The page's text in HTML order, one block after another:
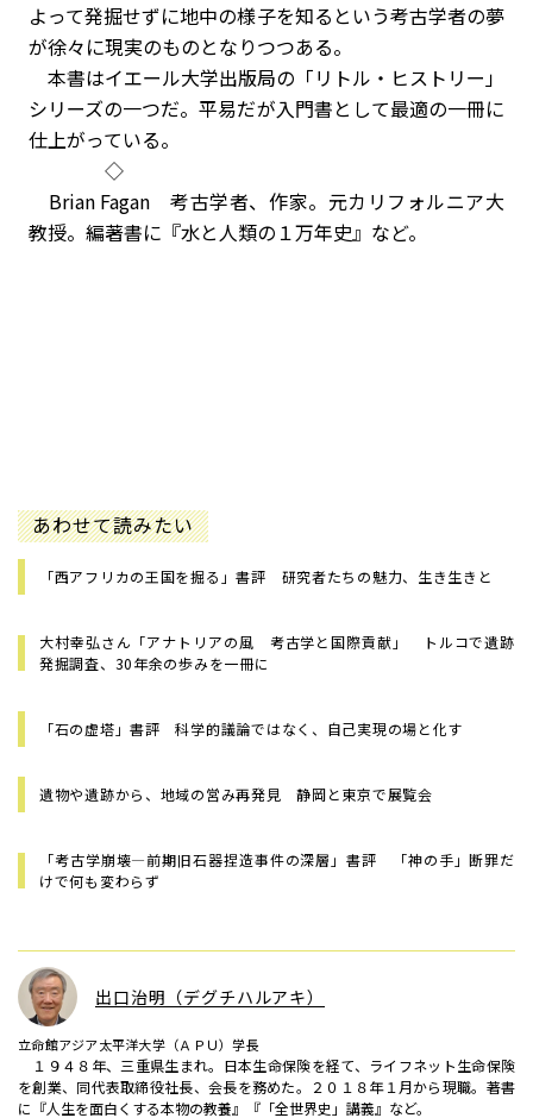
よって発掘せずに地中の様子を知るという考古学者の夢
が徐々に現実のものとなりつつある。
本書はイエール大学出版局の「リトル・ヒストリー」
シリーズの一つだ。平易だが入門書として最適の一冊に
仕上がっている。
◇
Brian Fagan 考古学者、作家。元カリフォルニア大
教授。編著書に『水と人類の１万年史』など。
あわせて読みたい
「西アフリカの王国を掘る」書評 研究者たちの魅力、生き生きと
大村幸弘さん「アナトリアの風 考古学と国際貢献」 トルコで遺跡
発掘調査、30年余の歩みを一冊に
「石の虚塔」書評 科学的議論ではなく、自己実現の場と化す
遺物や遺跡から、地域の営み再発見 静岡と東京で展覧会
「考古学崩壊—前期旧石器捏造事件の深層」書評 「神の手」断罪だ
けで何も変わらず
出口治明（デグチハルアキ）
立命館アジア太平洋大学（ＡＰＵ）学長
１９４８年、三重県生まれ。日本生命保険を経て、ライフネット生命保険
を創業、同代表取締役社長、会長を務めた。２０１８年１月から現職。著書
に『人生を面白くする本物の教養』『「全世界史」講義』など。